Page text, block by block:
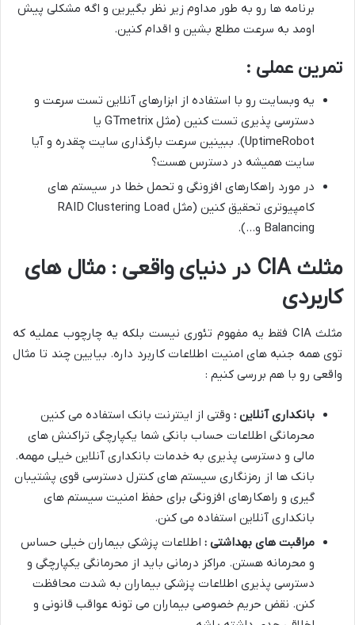
برنامه ها رو به طور مداوم زیر نظر بگیرین و اگه مشکلی پیش
اومد به سرعت مطلع بشین و اقدام کنین.
تمرین عملی :
یه وبسایت رو با استفاده از ابزارهای آنلاین تست سرعت و
دسترسی پذیری تست کنین (مثل GTmetrix یا
UptimeRobot). ببینین سرعت بارگذاری سایت چقدره و آیا
سایت همیشه در دسترس هست؟
در مورد راهکارهای افزونگی و تحمل خطا در سیستم های
کامپیوتری تحقیق کنین (مثل RAID Clustering Load
Balancing و…).
مثلث CIA در دنیای واقعی : مثال های
کاربردی
مثلث CIA فقط یه مفهوم تئوری نیست بلکه یه چارچوب عملیه که
توی همه جنبه های امنیت اطلاعات کاربرد داره. بیایین چند تا مثال
واقعی رو با هم بررسی کنیم :
بانکداری آنلاین : وقتی از اینترنت بانک استفاده می کنین
محرمانگی اطلاعات حساب بانکی شما یکپارچگی تراکنش های
مالی و دسترسی پذیری به خدمات بانکداری آنلاین خیلی مهمه.
بانک ها از رمزنگاری سیستم های کنترل دسترسی قوی پشتیبان
گیری و راهکارهای افزونگی برای حفظ امنیت سیستم های
بانکداری آنلاین استفاده می کنن.
مراقبت های بهداشتی : اطلاعات پزشکی بیماران خیلی حساس
و محرمانه هستن. مراکز درمانی باید از محرمانگی یکپارچگی و
دسترسی پذیری اطلاعات پزشکی بیماران به شدت محافظت
کنن. نقض حریم خصوصی بیماران می تونه عواقب قانونی و